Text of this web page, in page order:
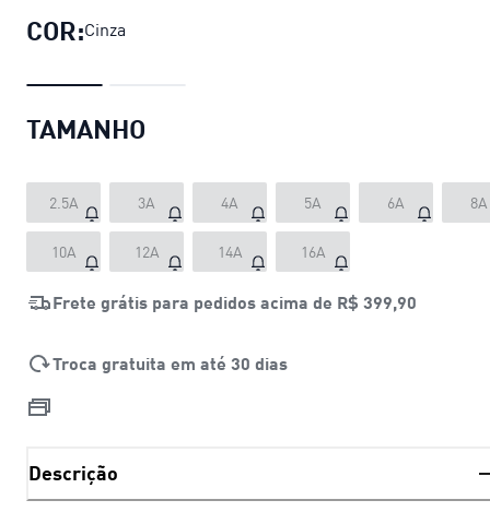
COR:Cinza
TAMANHO
2.5A 3A 4A 5A 6A 8A
10A 12A 14A 16A
Frete grátis para pedidos acima de R$ 399,90
Troca gratuita em até 30 dias
Descrição